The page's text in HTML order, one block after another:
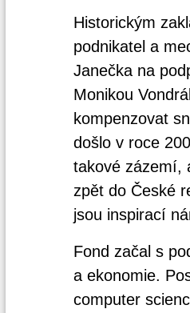
Historickým
podnikatel a
Janečka na
Monikou
kompenzovat
došlo v roce
takové zázemí,
zpět do České
jsou inspirací
Fond začal s
a ekonomie.
computer